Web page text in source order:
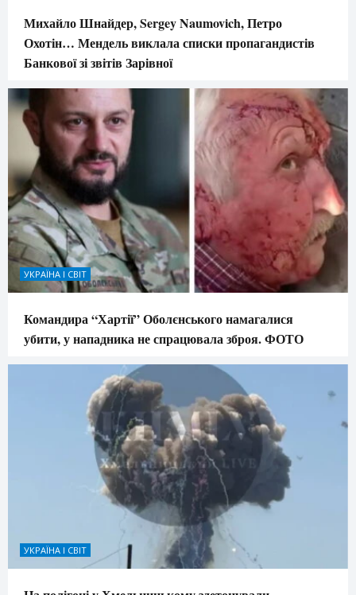
Михайло Шнайдер, Sergey Naumovich, Петро
Охотін… Мендель виклала списки пропагандистів
Банкової зі звітів Зарівної
УКРАЇНА І СВІТ
Командира “Хартії” Оболєнського намагалися
убити, у нападника не спрацювала зброя. ФОТО
УКРАЇНА І СВІТ